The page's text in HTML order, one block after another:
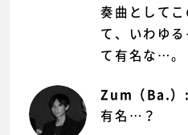
奏曲として
て、いわゆ
て有名な…。
Zum（Ba.）:
有名…？